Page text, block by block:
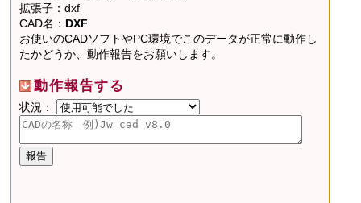
拡張子：dxf
CAD名： DXF
お使いのCADソフトやPC環境でこのデータが正常に動作し
たかどうか、動作報告をお願いします。
動作報告する
状況：